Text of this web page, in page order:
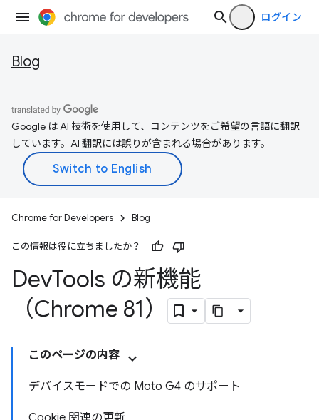
ログイン
Blog
Google は AI 技術を使用して、コンテンツをご希望の言語に翻訳
しています。AI 翻訳には誤りが含まれる場合があります。
Chrome for Developers Blog
この情報は役に立ちましたか？
DevTools の新機能
（Chrome 81）
このページの内容
デバイスモードでの Moto G4 のサポート